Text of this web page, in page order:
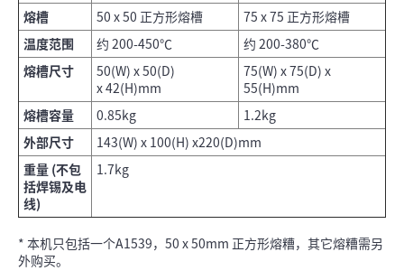
熔槽
50 x 50 正方形熔槽
75 x 75 正方形熔槽
温度范围
约 200-450℃
约 200-380℃
熔槽尺寸
50(W) x 50(D)
x 42(H)mm
75(W) x 75(D) x
55(H)mm
熔槽容量
0.85kg
1.2kg
外部尺寸
143(W) x 100(H) x220(D)mm
重量 (不包
括焊锡及电
线)
1.7kg
* 本机只包括一个A1539，50 x 50mm 正方形熔糟，其它熔糟需另
外购买。